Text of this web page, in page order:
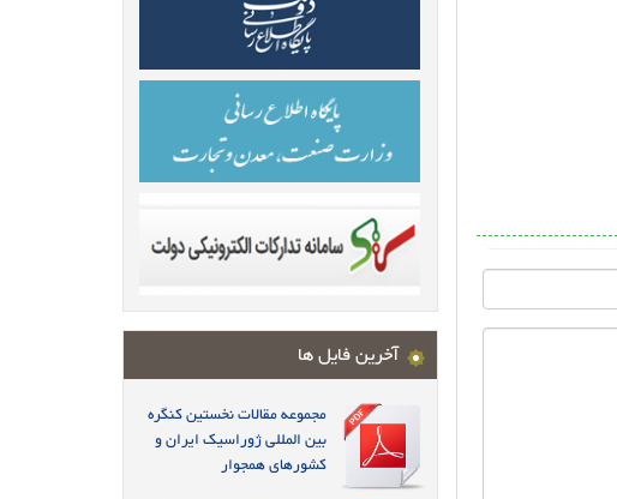
آخرین فایل ها
مجموعه مقالات نخستین کنگره
بین المللی ژوراسیک ایران و
کشورهای همجوار